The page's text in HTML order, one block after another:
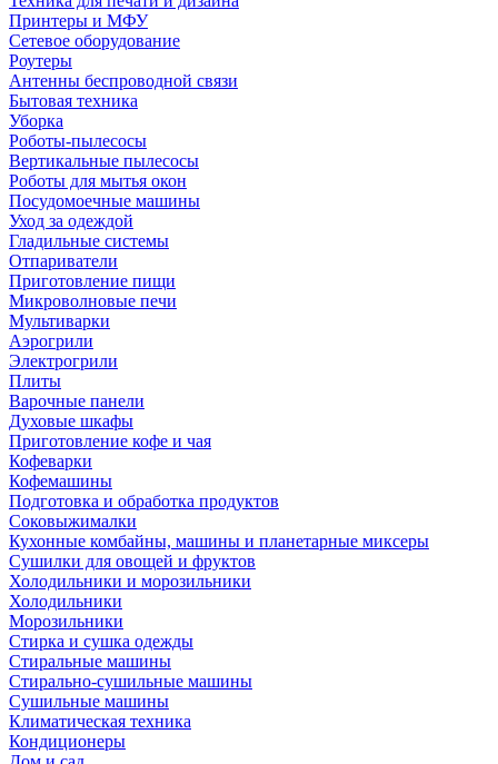
Принтеры и МФУ
Сетевое оборудование
Роутеры
Антенны беспроводной связи
Бытовая техника
Уборка
Роботы-пылесосы
Вертикальные пылесосы
Роботы для мытья окон
Посудомоечные машины
Уход за одеждой
Гладильные системы
Отпариватели
Приготовление пищи
Микроволновые печи
Мультиварки
Аэрогрили
Электрогрили
Плиты
Варочные панели
Духовые шкафы
Приготовление кофе и чая
Кофеварки
Кофемашины
Подготовка и обработка продуктов
Соковыжималки
Кухонные комбайны, машины и планетарные миксеры
Сушилки для овощей и фруктов
Холодильники и морозильники
Холодильники
Морозильники
Стирка и сушка одежды
Стиральные машины
Стирально-сушильные машины
Сушильные машины
Климатическая техника
Кондиционеры